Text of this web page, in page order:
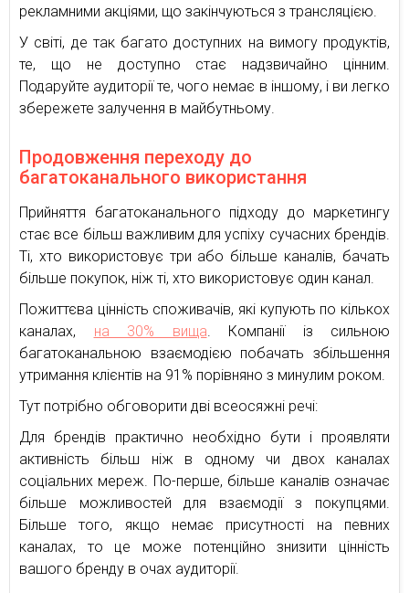
рекламними акціями, що закінчуються з трансляцією.
У світі, де так багато доступних на вимогу продуктів,
те, що не доступно стає надзвичайно цінним.
Подаруйте аудиторії те, чого немає в іншому, і ви легко
збережете залучення в майбутньому.
Продовження переходу до
багатоканального використання
Прийняття багатоканального підходу до маркетингу
стає все більш важливим для успіху сучасних брендів.
Ті, хто використовує три або більше каналів, бачать
більше покупок, ніж ті, хто використовує один канал.
Пожиттєва цінність споживачів, які купують по кількох
каналах, на 30% вища. Компанії із сильною
багатоканальною взаємодією побачать збільшення
утримання клієнтів на 91% порівняно з минулим роком.
Тут потрібно обговорити дві всеосяжні речі:
Для брендів практично необхідно бути і проявляти
активність більш ніж в одному чи двох каналах
соціальних мереж. По-перше, більше каналів означає
більше можливостей для взаємодії з покупцями.
Більше того, якщо немає присутності на певних
каналах, то це може потенційно знизити цінність
вашого бренду в очах аудиторії.